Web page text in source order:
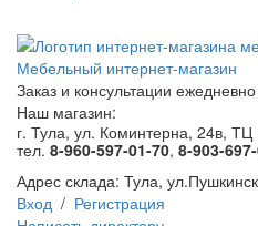
Мебельный интернет-магазин
Заказ и консультации
Наш магазин:
г. Тула, ул. Коминтерна, 24в,
тел. 8-960-597-01-70, 8-903-
Адрес склада: Тула,
Вход / Регистрация